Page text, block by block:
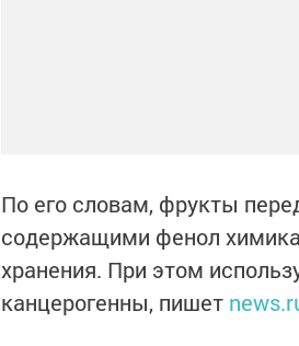
По его словам, фрукты
содержащими фенол
хранения. При этом
канцерогенны, пишет